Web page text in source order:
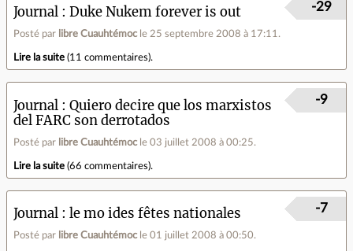
Journal Duke Nukem forever is out
Posté par libre Cuauhtémoc le 25 septembre 2008 à 17:11.
-29
Lire la suite (11 commentaires).
Journal
Quiero decire que los marxistos
del FARC son derrotados
Posté par libre Cuauhtémoc le 03 juillet 2008 à 00:25.
-9
Lire la suite (66 commentaires).
Journal le mo ides fêtes nationales
Posté par libre Cuauhtémoc le 01 juillet 2008 à 00:50.
-7